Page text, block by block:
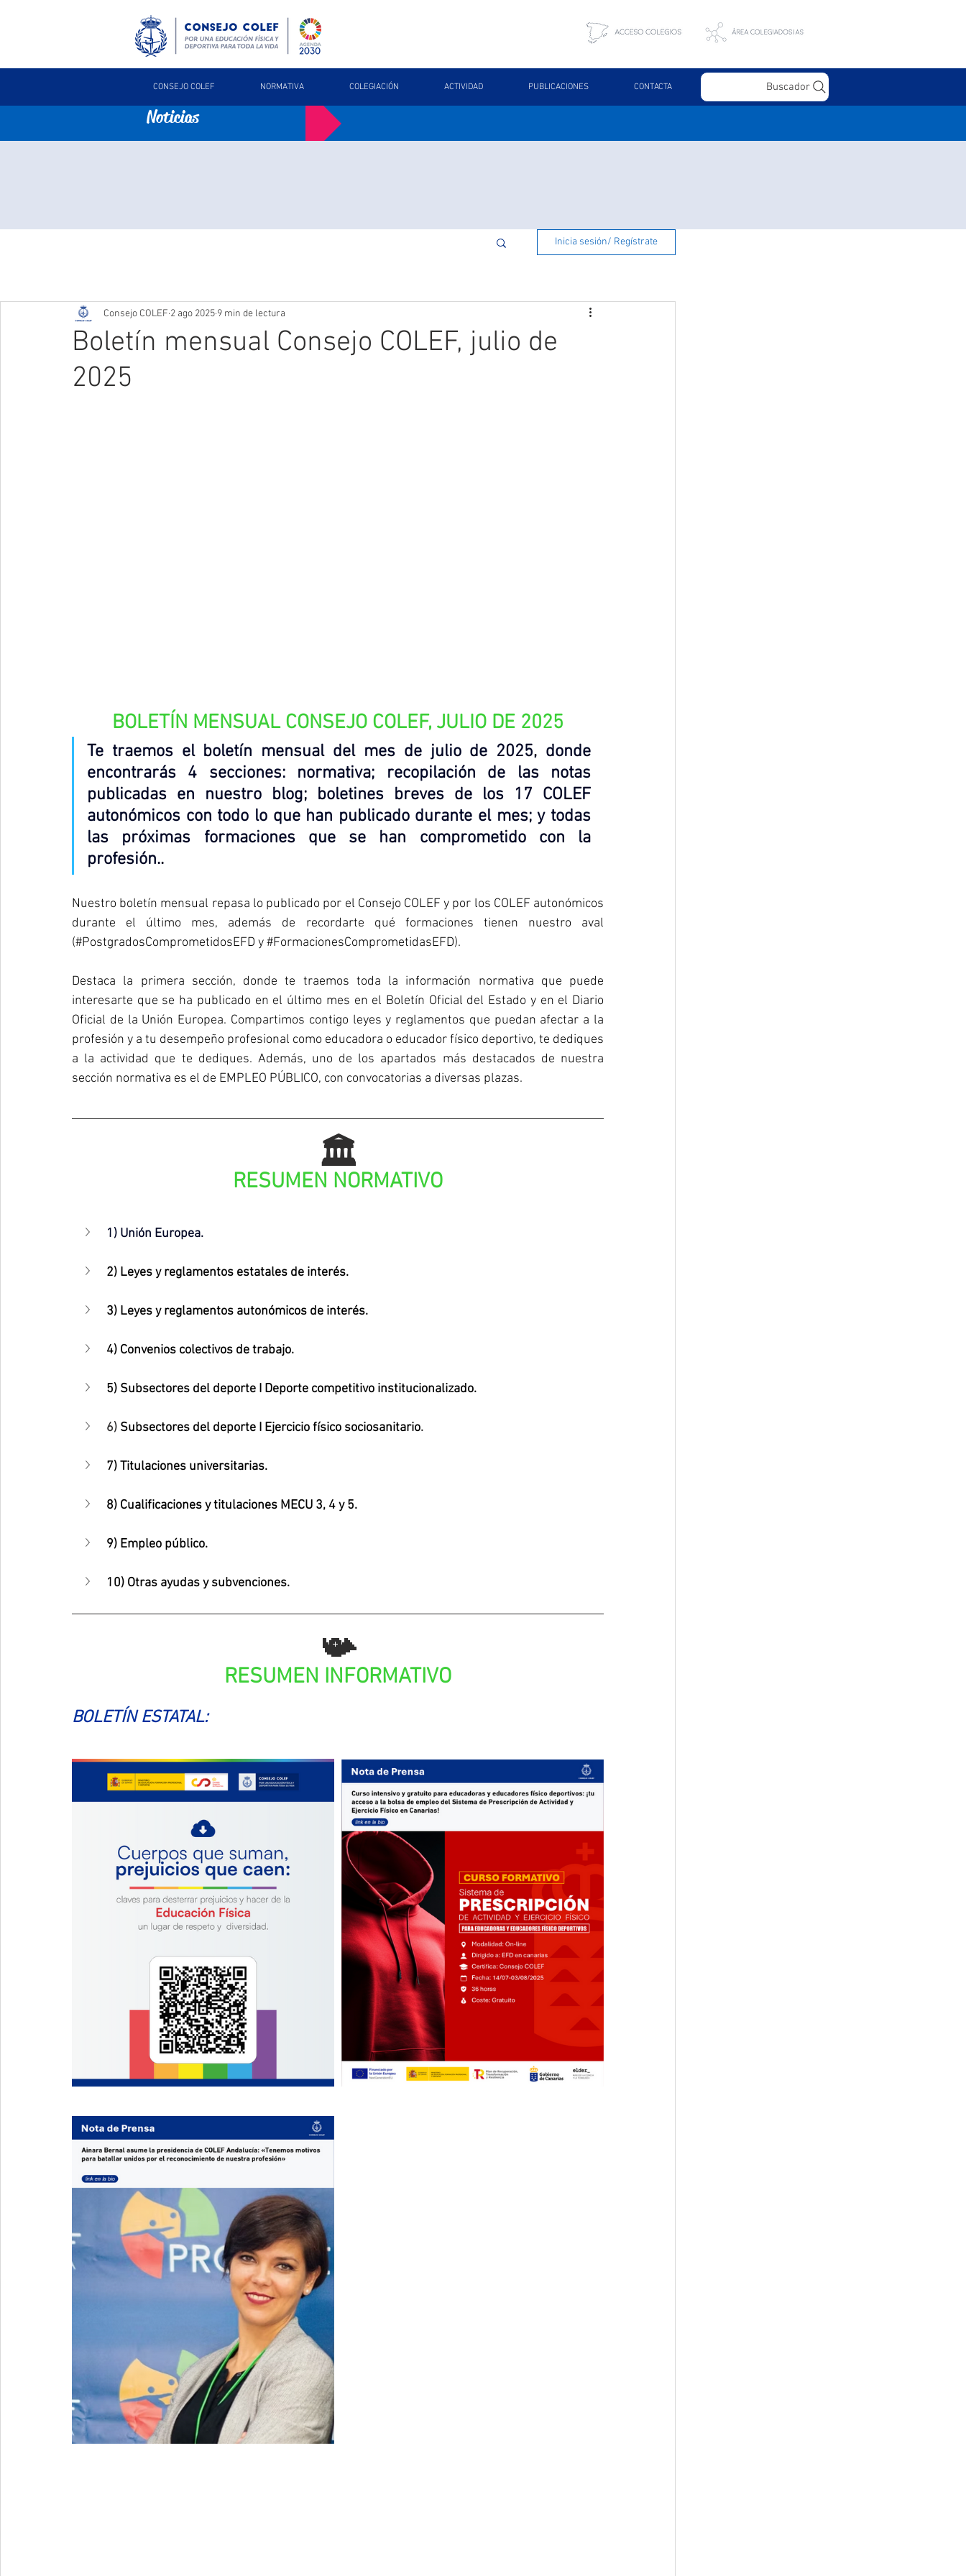
CONSEJO COLEF NORMATIVA COLEGIACIÓN ACTIVIDAD PUBLICACIONES CONTACTA Buscador
Noticias
Inicia sesión/ Regístrate
Boletín mensual Consejo COLEF, julio de
2025
Consejo COLEF 2 ago 2025 9 min de lectura
BOLETÍN MENSUAL CONSEJO COLEF, JULIO DE 2025
Te traemos el boletín mensual del mes de julio de 2025, donde
encontrarás 4 secciones: normativa; recopilación de las notas
publicadas en nuestro blog; boletines breves de los 17 COLEF
autonómicos con todo lo que han publicado durante el mes; y todas
las próximas formaciones que se han comprometido con la
profesión..
Nuestro boletín mensual repasa lo publicado por el Consejo COLEF y por los COLEF autonómicos
durante el último mes, además de recordarte qué formaciones tienen nuestro aval
(#PostgradosComprometidosEFD y #FormacionesComprometidasEFD).
Destaca la primera sección, donde te traemos toda la información normativa que puede
interesarte que se ha publicado en el último mes en el Boletín Oficial del Estado y en el Diario
Oficial de la Unión Europea. Compartimos contigo leyes y reglamentos que puedan afectar a la
profesión y a tu desempeño profesional como educadora o educador físico deportivo, te dediques
a la actividad que te dediques. Además, uno de los apartados más destacados de nuestra
sección normativa es el de EMPLEO PÚBLICO, con convocatorias a diversas plazas.
🏛️
RESUMEN NORMATIVO
1) Unión Europea.
2) Leyes y reglamentos estatales de interés.
3) Leyes y reglamentos autonómicos de interés.
4) Convenios colectivos de trabajo.
5) Subsectores del deporte I Deporte competitivo institucionalizado.
6) Subsectores del deporte I Ejercicio físico sociosanitario.
7) Titulaciones universitarias.
8) Cualificaciones y titulaciones MECU 3, 4 y 5.
9) Empleo público.
10) Otras ayudas y subvenciones.
📯
RESUMEN INFORMATIVO
BOLETÍN ESTATAL: